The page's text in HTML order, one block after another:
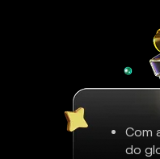
Com
do